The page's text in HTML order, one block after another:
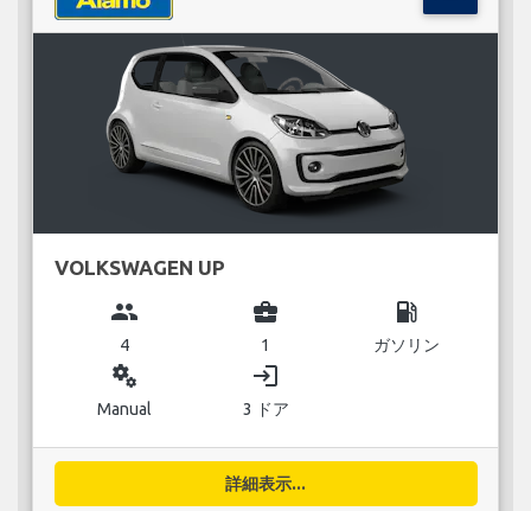
VOLKSWAGEN UP
group
4
business_center
1
local_gas_station
ガソリン
miscellaneous_services
Manual
login
3 ドア
詳細表示...